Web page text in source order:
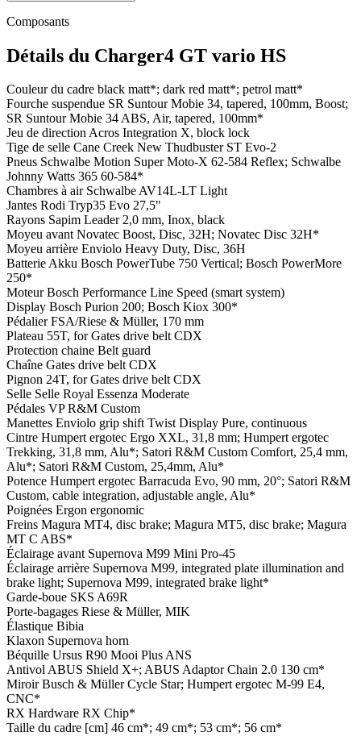
Composants
Détails du Charger4 GT vario HS
Couleur du cadre black matt*; dark red matt*; petrol matt*
Fourche suspendue SR Suntour Mobie 34, tapered, 100mm, Boost;
SR Suntour Mobie 34 ABS, Air, tapered, 100mm*
Jeu de directionAcros Integration X, block lock
Tige de selle Cane Creek New Thudbuster ST Evo-2
Pneus Schwalbe Motion Super Moto-X 62-584 Reflex; Schwalbe
Johnny Watts 365 60-584*
Chambres à air Schwalbe AV14L-LT Light
Jantes Rodi Tryp35 Evo 27,5"
Rayons Sapim Leader 2,0 mm, Inox, black
Moyeu avantNovatec Boost, Disc, 32H; Novatec Disc 32H*
Moyeu arrière Enviolo Heavy Duty, Disc, 36H
BatterieAkku Bosch PowerTube 750 Vertical; Bosch PowerMore
250*
MoteurBosch Performance Line Speed (smart system)
Display Bosch Purion 200; Bosch Kiox 300*
PédalierFSA/Riese & Müller, 170 mm
Plateau 55T, for Gates drive belt CDX
Protection chaine Belt guard
Chaîne Gates drive belt CDX
Pignon 24T, for Gates drive belt CDX
Selle Selle Royal Essenza Moderate
Pédales VP R&M Custom
Manettes Enviolo grip shift Twist Display Pure, continuous
Cintre Humpert ergotec Ergo XXL, 31,8 mm; Humpert ergotec
Trekking, 31,8 mm, Alu*; Satori R&M Custom Comfort, 25,4 mm,
Alu*; Satori R&M Custom, 25,4mm, Alu*
Potence Humpert ergotec Barracuda Evo, 90 mm, 20°; Satori R&M
Custom, cable integration, adjustable angle, Alu*
Poignées Ergon ergonomic
Freins Magura MT4, disc brake; Magura MT5, disc brake; Magura
MT C ABS*
Éclairage avant Supernova M99 Mini Pro-45
Éclairage arrière Supernova M99, integrated plate illumination and
brake light; Supernova M99, integrated brake light*
Garde-boue SKS A69R
Porte-bagages Riese & Müller, MIK
Élastique Bibia
Klaxon Supernova horn
Béquille Ursus R90 Mooi Plus ANS
AntivolABUS Shield X+; ABUS Adaptor Chain 2.0 130 cm*
MiroirBusch & Müller Cycle Star; Humpert ergotec M-99 E4,
CNC*
RX Hardware RX Chip*
Taille du cadre [cm] 46 cm*; 49 cm*; 53 cm*; 56 cm*